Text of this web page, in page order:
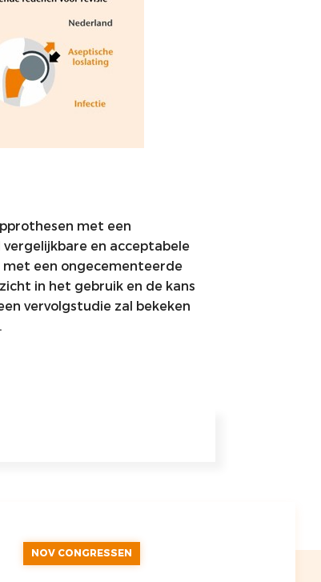
met een
en acceptabele
met een ongecementeerde
in het gebruik en de kans
vervolgstudie zal bekeken
NOV CONGRESSEN